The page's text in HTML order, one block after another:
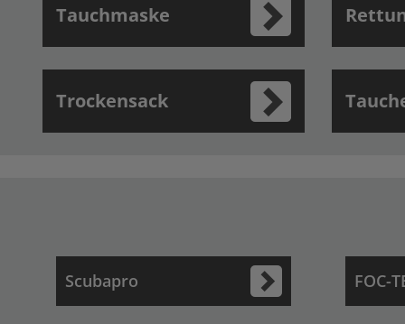
Tauchmaske
Trockensack
Scubapro FOC-